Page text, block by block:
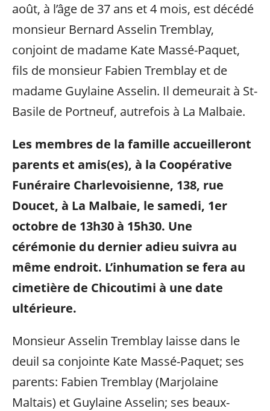
août, à l’âge de 37 ans et 4 mois, est décédé
monsieur Bernard Asselin Tremblay,
conjoint de madame Kate Massé-Paquet,
fils de monsieur Fabien Tremblay et de
madame Guylaine Asselin. Il demeurait à St-
Basile de Portneuf, autrefois à La Malbaie.
Les membres de la famille accueilleront
parents et amis(es), à la Coopérative
Funéraire Charlevoisienne, 138, rue
Doucet, à La Malbaie, le samedi, 1er
octobre de 13h30 à 15h30. Une
cérémonie du dernier adieu suivra au
même endroit. L’inhumation se fera au
cimetière de Chicoutimi à une date
ultérieure.
Monsieur Asselin Tremblay laisse dans le
deuil sa conjointe Kate Massé-Paquet; ses
parents: Fabien Tremblay (Marjolaine
Maltais) et Guylaine Asselin; ses beaux-